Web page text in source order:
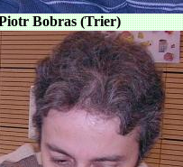
Bobras (Trier)